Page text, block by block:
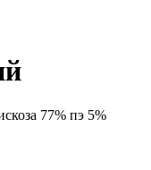
77% пэ 5%